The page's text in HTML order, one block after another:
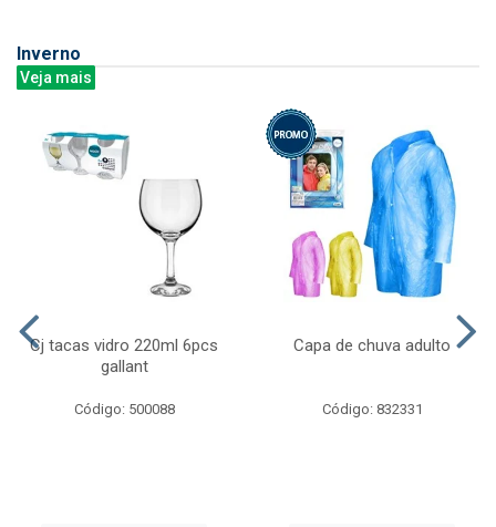
Inverno
Veja mais
Cj tacas vidro 220ml 6pcs
gallant
Código: 500088
Capa de chuva adulto
Código: 832331